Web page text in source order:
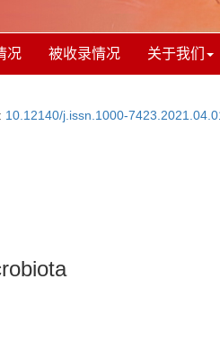
况 被收录情况 关于我们
10.12140/j.issn.1000-